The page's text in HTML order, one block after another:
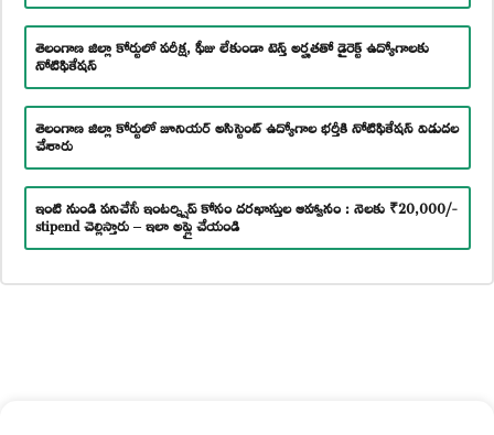
తెలంగాణ జిల్లా కోర్టులో పరీక్ష, ఫీజు లేకుండా టెన్త్ అర్హతతో డైరెక్ట్ ఉద్యోగాలకు
నోటిఫికేషన్
తెలంగాణ జిల్లా కోర్టులో జూనియర్ అసిస్టెంట్ ఉద్యోగాల భర్తీకి నోటిఫికేషన్ విడుదల
చేశారు
ఇంటి నుండి పనిచేసే ఇంటర్న్షిప్ కోసం దరఖాస్తుల ఆహ్వానం : నెలకు ₹20,000/-
stipend చెల్లిస్తారు – ఇలా అప్లై చేయండి